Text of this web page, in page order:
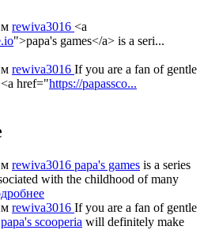
rewiva3016 <a
">papa's games</a> is a seri...
rewiva3016 If you are a fan of gentle
href="https://papassco...
rewiva3016 papa's games is a series
with the childhood of many
rewiva3016 If you are a fan of gentle
papa's scooperia will definitely make